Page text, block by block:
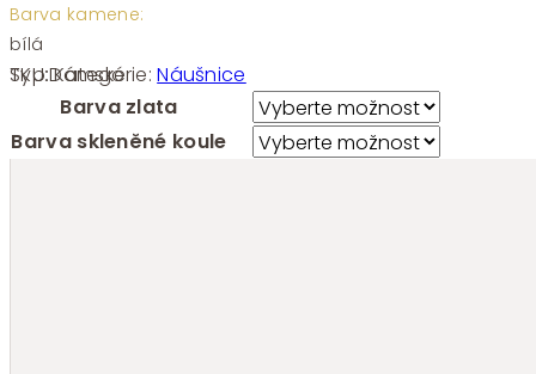
Barva kamene:
bílá
SKU:Kategorie:Náušnice
Typ:Dámské
Barva zlata
Barva skleněné koule